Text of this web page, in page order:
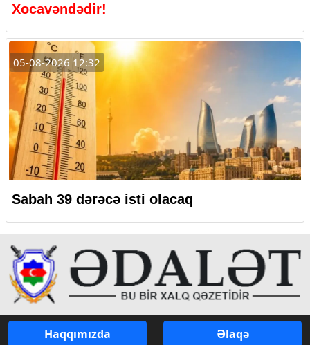
Xocavəndədir!
05-08-2026 12:32
Sabah 39 dərəcə isti olacaq
Haqqımızda Əlaqə